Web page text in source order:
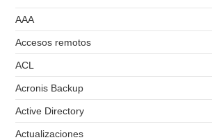
AAA
Accesos remotos
ACL
Acronis Backup
Active Directory
Actualizaciones